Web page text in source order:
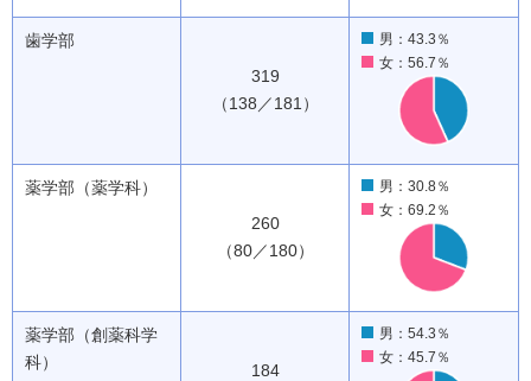
歯学部
319
（138／181）
男：43.3％
女：56.7％
薬学部（薬学科）
260
（80／180）
男：30.8％
女：69.2％
薬学部（創薬科学
科）
184
男：54.3％
女：45.7％